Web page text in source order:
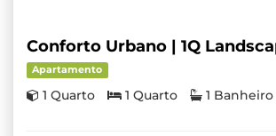
Conforto Urbano | 1Q
Apartamento
1 Quarto 1 Quarto 1 Banheiro